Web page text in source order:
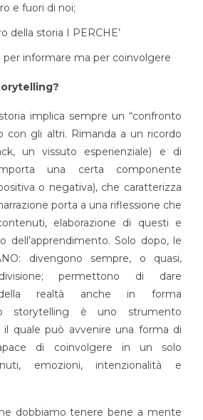
e fuori di noi;
della storia I PERCHE’
informare ma per coinvolgere
implica sempre un “confronto
con gli altri. Rimanda a un ricordo
un vissuto esperienziale) e di
una certa componente
o negativa), che caratterizza
porta a una riflessione che
elaborazione di questi e
dell’apprendimento. Solo dopo, le
divengono sempre, o quasi,
permettono di dare
della realtà anche in forma
storytelling è uno strumento
il quale può avvenire una forma di
di coinvolgere in un solo
emozioni, intenzionalità e
dobbiamo tenere bene a mente